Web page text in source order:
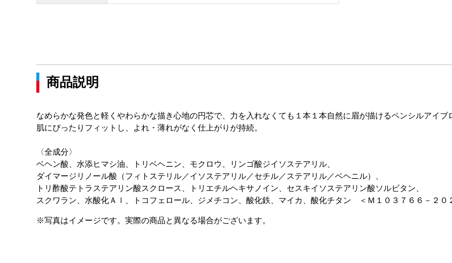
商品説明
なめらかな発色と軽くやわらかな描き心地の円芯で、力を入れなくても１本１本自然に眉が描けるペンシルアイブ
肌にぴったりフィットし、よれ・薄れがなく仕上がりが持続。
〈全成分〉
ベヘン酸、水添ヒマシ油、トリベヘニン、モクロウ、リンゴ酸ジイソステアリル、
ダイマージリノール酸（フィトステリル／イソステアリル／セチル／ステアリル／ベヘニル）、
トリ酢酸テトラステアリン酸スクロース、トリエチルヘキサノイン、セスキイソステアリン酸ソルビタン、
スクワラン、水酸化Ａｌ、トコフェロール、ジメチコン、酸化鉄、マイカ、酸化チタン ＜Ｍ１０３７６６－２０
※写真はイメージです。実際の商品と異なる場合がございます。